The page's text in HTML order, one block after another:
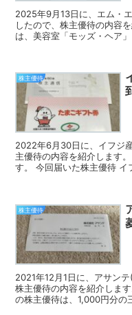
2025年9月13日に、エム・
したので、株主優待の内容
は、美容室「モッズ・ヘア
株主優待
2022年6月30日に、イフジ
主優待の内容を紹介します
す。 今回届いた株主優待 イ
株主優待
2021年12月1日に、アサン
株主優待の内容を紹介しま
の株主優待は、1,000円分の